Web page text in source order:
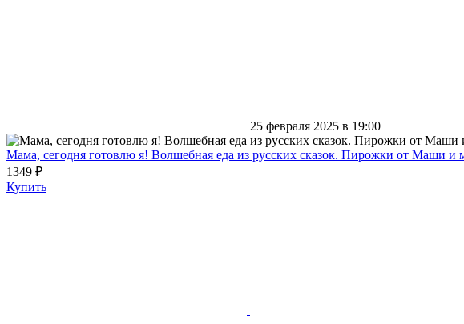
25 февраля 2025 в 19:00
Мама, сегодня готовлю я! Волшебная еда из русских сказок. Пирожки от Маши и
1349 ₽
Купить